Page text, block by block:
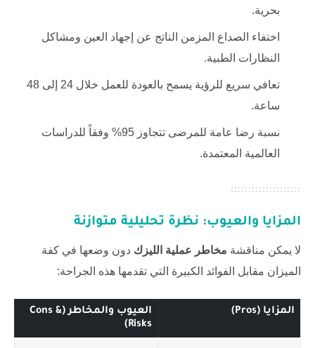
بحرية.
اختفاء الصداع المزمن الناتج عن إجهاد العين ومشاكل
النظارات الطبية.
تعافي سريع للرؤية يسمح بالعودة للعمل خلال 24 إلى 48
ساعة.
نسبة رضا عامة للمرضى تتجاوز 95% وفقاً للدراسات
العالمية المعتمدة.
المزايا والعيوب: نظرة تحليلية متوازنة
لا يمكن مناقشة مخاطر عملية الليزك دون وضعها في كفة
الميزان مقابل الفوائد الكبيرة التي تقدمها هذه الجراحة:
المزايا (Pros)
العيوب والمخاطر (Cons &
Risks)